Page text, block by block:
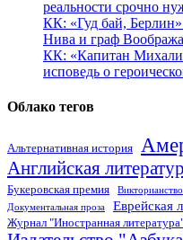
реальности срочно
КК: «Гуд бай,
Нива и граф
КК: «Капитан
исповедь о
Облако тегов
Альтернативная история
Английская
Букеровская премия
Викторианство
Документальная проза Еврейская
Журнал "Иностранная